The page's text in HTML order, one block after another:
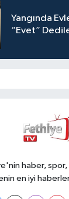
Yangında
“Evet”
haber, spor,
en iyi haberleri